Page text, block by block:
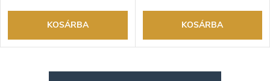
KOSÁRBA KOSÁRBA